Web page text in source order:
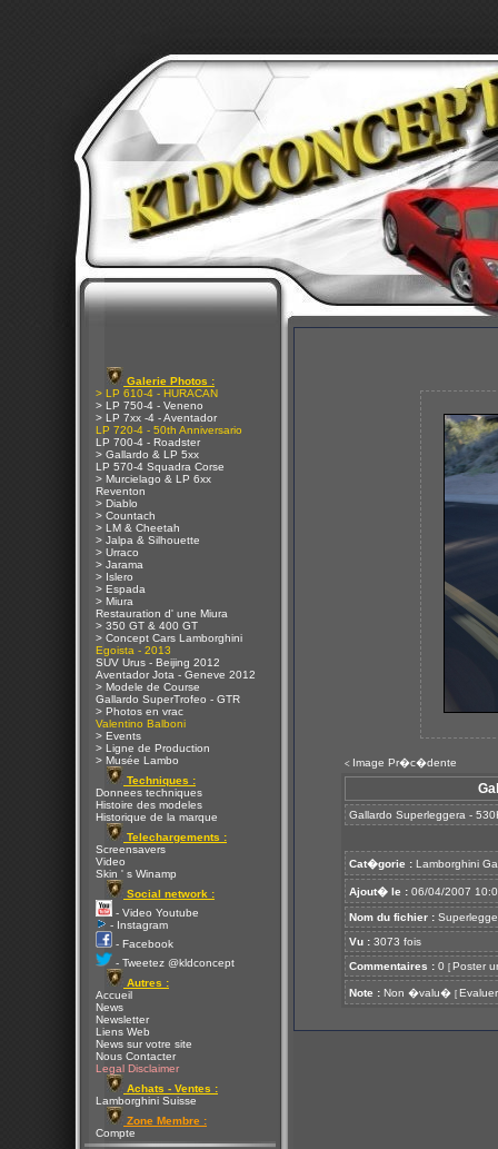
Galerie Photos :
> LP 610-4 - HURACAN
> LP 750-4 - Veneno
> LP 7xx -4 - Aventador
LP 720-4 - 50th Anniversario
LP 700-4 - Roadster
> Gallardo & LP 5xx
LP 570-4 Squadra Corse
> Murcielago & LP 6xx
Reventon
> Diablo
> Countach
> LM & Cheetah
> Jalpa & Silhouette
> Urraco
> Jarama
> Islero
> Espada
> Miura
Restauration d' une Miura
> 350 GT & 400 GT
> Concept Cars Lamborghini
Egoista - 2013
SUV Urus - Beijing 2012
Aventador Jota - Geneve 2012
> Modele de Course
Gallardo SuperTrofeo - GTR
> Photos en vrac
Valentino Balboni
> Events
> Ligne de Production
> Musée Lambo
Techniques :
Donnees techniques
Histoire des modeles
Historique de la marque
Telechargements :
Screensavers
Video
Skin ' s Winamp
Social network :
- Video Youtube
- Instagram
- Facebook
- Tweetez @kldconcept
Autres :
Accueil
News
Newsletter
Liens Web
News sur votre site
Nous Contacter
Legal Disclaimer
Achats - Ventes :
Lamborghini Suisse
Zone Membre :
Compte
< Image Pr�c�dente
Gallardo Superleggera -
Cat�gorie : Lamborghini
Ajout� le : 06/04/2007
Nom du fichier :
Vu : 3073 fois
Commentaires : 0 [ Poster
Note : Non �valu� [ Evaluer